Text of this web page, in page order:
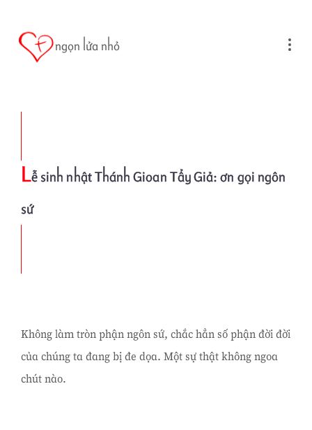
ngọn lửa nhỏ
Lễ sinh nhật Thánh Gioan Tẩy Giả: ơn gọi ngôn
sứ
Không làm tròn phận ngôn sứ, chắc hẳn số phận đời đời
của chúng ta đang bị đe dọa. Một sự thật không ngoa
chút nào.